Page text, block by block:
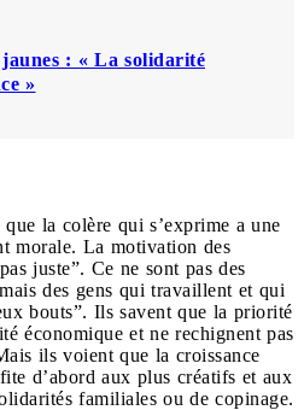
: « La solidarité
»
la colère qui s’exprime a une
morale. La motivation des
juste”. Ce ne sont pas des
des gens qui travaillent et qui
bouts”. Ils savent que la priorité
économique et ne rechignent pas
ils voient que la croissance
d’abord aux plus créatifs et aux
familiales ou de copinage.